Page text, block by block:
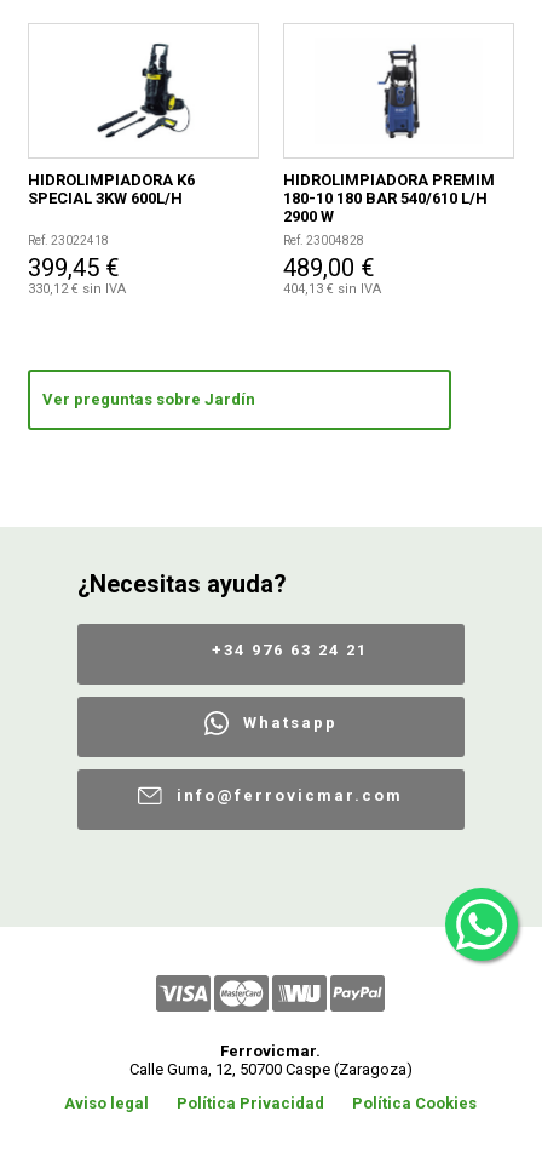
HIDROLIMPIADORA K6
SPECIAL 3KW 600L/H
Ref. 23022418
399,45 €
330,12 € sin IVA
HIDROLIMPIADORA PREMIM
180-10 180 BAR 540/610 L/H
2900 W
Ref. 23004828
489,00 €
404,13 € sin IVA
Ver preguntas sobre Jardín
¿Necesitas ayuda?
+34 976 63 24 21
Whatsapp
info@ferrovicmar.com
Ferrovicmar.
Calle Guma, 12, 50700 Caspe (Zaragoza)
Aviso legal
Política Privacidad Política Cookies